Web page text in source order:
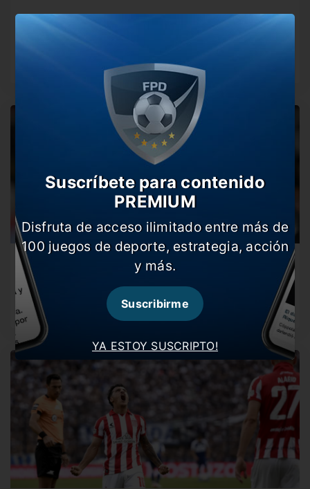
Estudiantes, campeón del Torneo Clausura
Verón, al TAS por la sanción que le impuso el
Tribunal de Disciplina de AFA
Luego de recibir una suspensión de seis meses para
ejercer su cargo…
YA ESTOY SUSCRIPTO!
Suscríbete para contenido
PREMIUM
Disfruta de acceso ilimitado entre más de
100 juegos de deporte, estrategia, acción
y más.
Suscribirme